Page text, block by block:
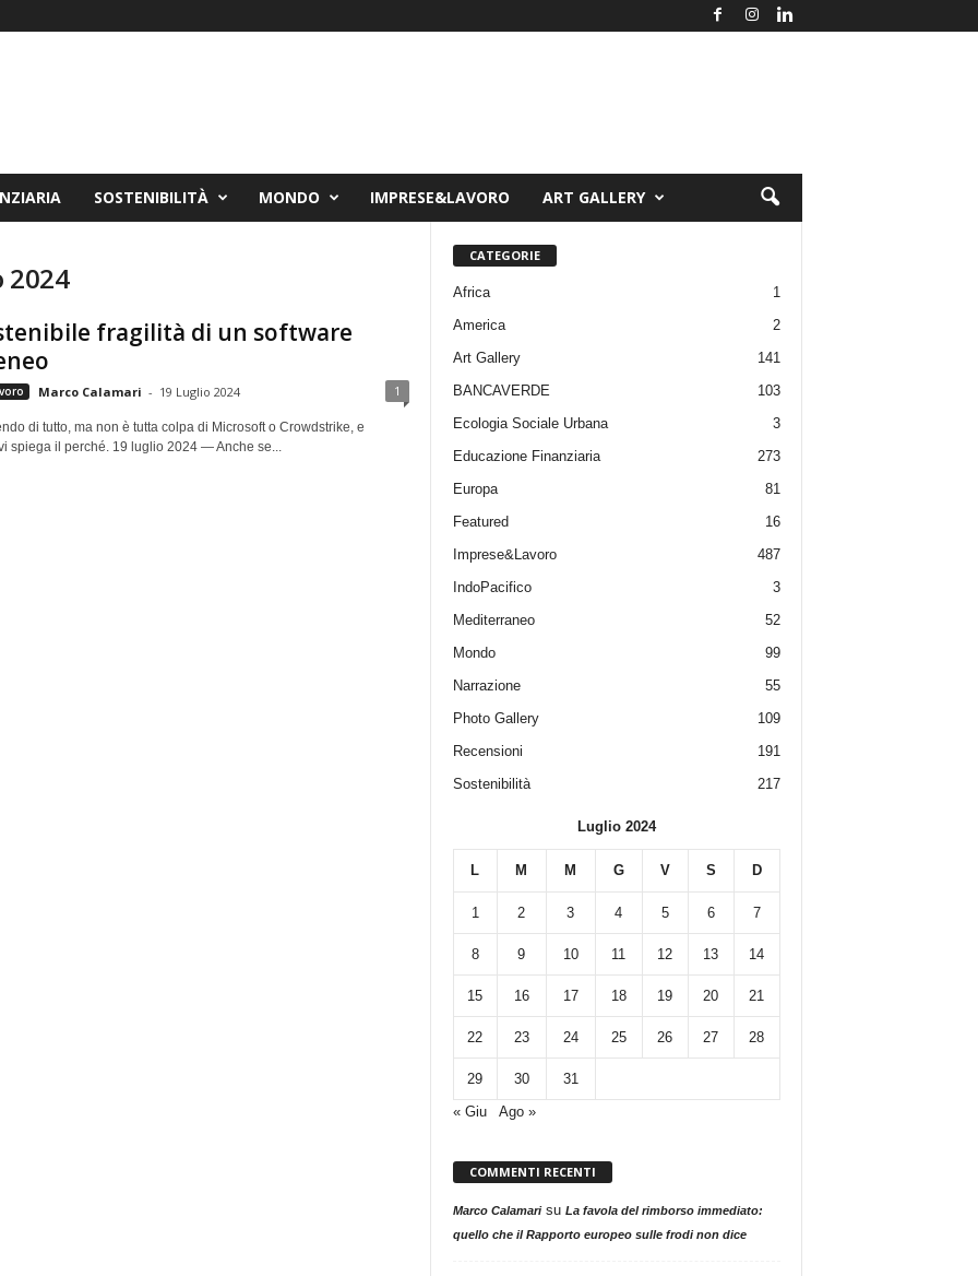
SOSTENIBILITÀ MONDO IMPRESE&LAVORO ART GALLERY
2024
fragilità di un software
Marco Calamari - 19 Luglio 2024 1
di tutto, ma non è tutta colpa di Microsoft o Crowdstrike, e
spiega il perché. 19 luglio 2024 — Anche se...
CATEGORIE
Africa
1
America
2
Art Gallery
141
BANCAVERDE
103
Ecologia Sociale Urbana
3
Educazione Finanziaria
273
Europa
81
Featured
16
Imprese&Lavoro
487
IndoPacifico
3
Mediterraneo
52
Mondo
99
Narrazione
55
Photo Gallery
109
Recensioni
191
Sostenibilità
217
Luglio 2024
L M M G V S D
1 2 3 4 5 6 7
8 9 10 11 12 13 14
15 16 17 18 19 20 21
22 23 24 25 26 27 28
29 30
31
« Giu
Ago »
COMMENTI RECENTI
Marco Calamarisu La favola del rimborso immediato:
quello che il Rapporto europeo sulle frodi non dice